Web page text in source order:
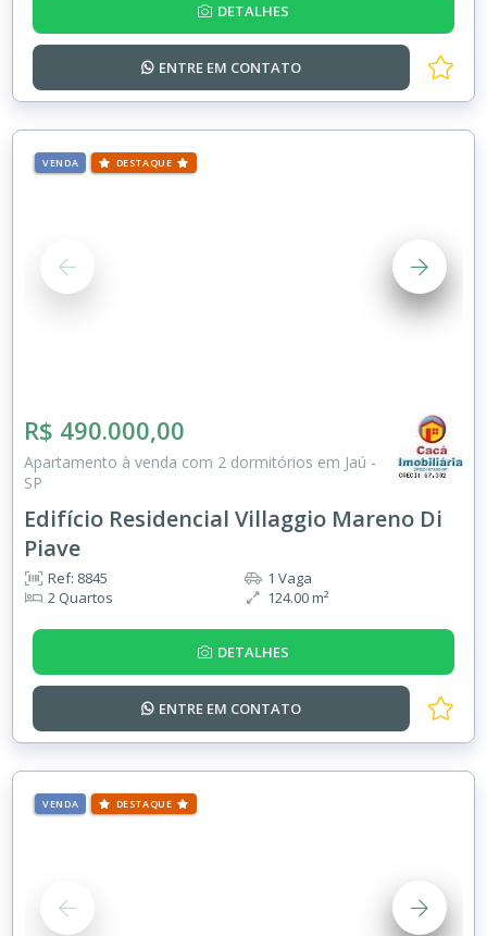
DETALHES
ENTRE EM CONTATO
VENDA DESTAQUE
R$ 490.000,00
Apartamento à venda com 2 dormitórios em Jaú -
SP
Edifício Residencial Villaggio Mareno Di
Piave
Ref: 8845
2 Quartos
1 Vaga
124.00 m²
DETALHES
ENTRE EM CONTATO
VENDA DESTAQUE